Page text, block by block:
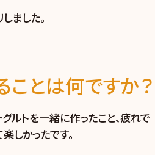
ました。
ことは何ですか？
ルトを一緒に作ったこと、疲れで
しかったです。